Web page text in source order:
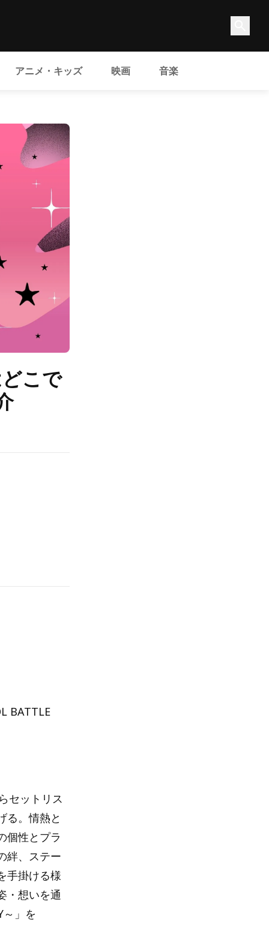
アニメ・キッズ 映画 音楽
どこで
BATTLE
セットリス
る。情熱と
個性とプラ
絆、ステー
手掛ける様
・想いを通
」を